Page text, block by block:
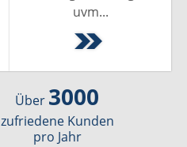
uvm...
Über 3000
zufriedene Kunden
pro Jahr